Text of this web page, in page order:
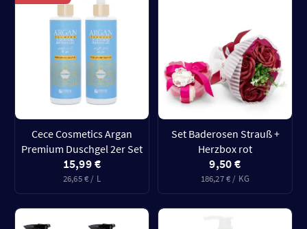
Cece Cosmetics Argan
Premium Duschgel 2er Set
15,99 €
26,65 € / L
Set Baderosen Strauß +
Herzbox rot
9,50 €
186,27 € / KG